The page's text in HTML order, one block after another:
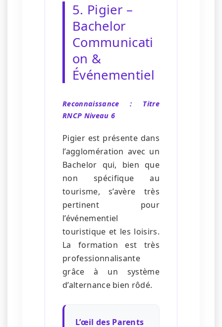
5. Pigier –
Bachelor
Communicati
on &
Événementiel
Reconnaissance : Titre
RNCP Niveau 6
Pigier est présente dans
l’agglomération avec un
Bachelor qui, bien que
non spécifique au
tourisme, s’avère très
pertinent pour
l’événementiel
touristique et les loisirs.
La formation est très
professionnalisante
grâce à un système
d’alternance bien rôdé.
L’œil des Parents